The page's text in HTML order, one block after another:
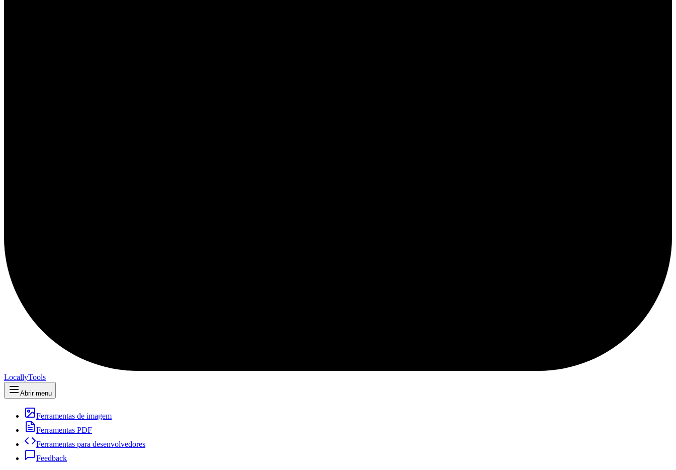
LocallyTools
Abrir menu
Ferramentas de imagem
Ferramentas PDF
Ferramentas para desenvolvedores
Feedback